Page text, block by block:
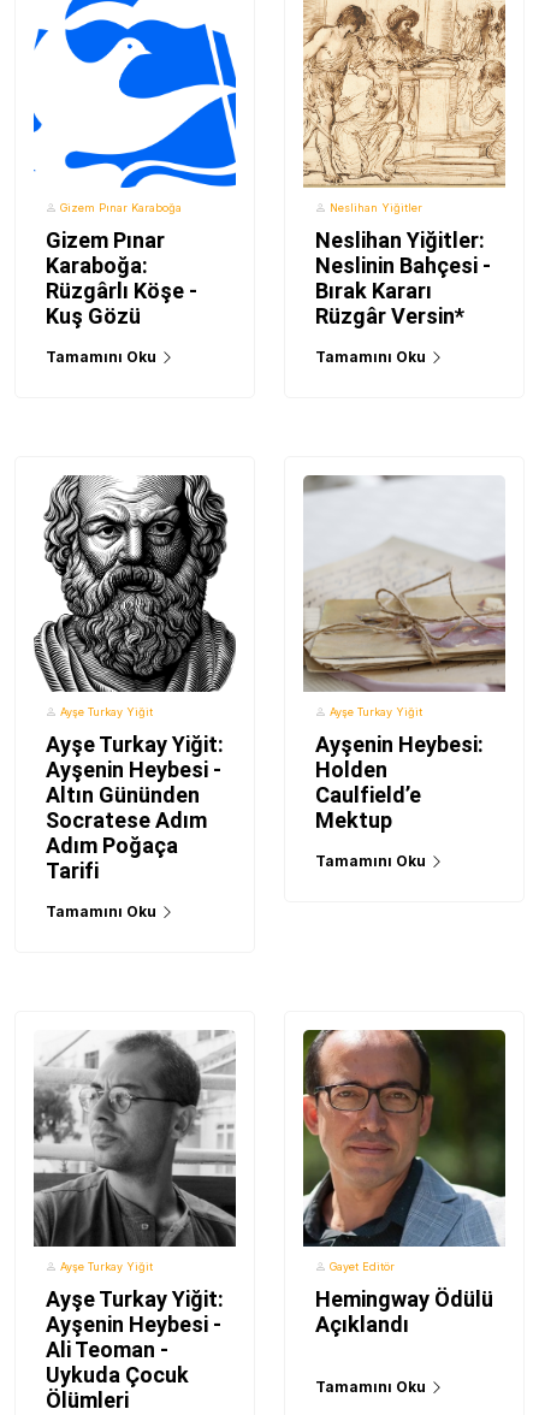
Gizem Pınar Karaboğa
Gizem Pınar
Karaboğa:
Rüzgârlı Köşe -
Kuş Gözü
Tamamını Oku
Neslihan Yiğitler
Neslihan Yiğitler:
Neslinin Bahçesi -
Bırak Kararı
Rüzgâr Versin*
Tamamını Oku
Ayşe Turkay Yiğit
Ayşe Turkay Yiğit:
Ayşenin Heybesi -
Altın Gününden
Socratese Adım
Adım Poğaça
Tarifi
Tamamını Oku
Ayşe Turkay Yiğit
Ayşenin Heybesi:
Holden
Caulfield’e
Mektup
Tamamını Oku
Ayşe Turkay Yiğit
Ayşe Turkay Yiğit:
Ayşenin Heybesi -
Ali Teoman -
Uykuda Çocuk
Ölümleri
Gayet Editör
Hemingway Ödülü
Açıklandı
Tamamını Oku